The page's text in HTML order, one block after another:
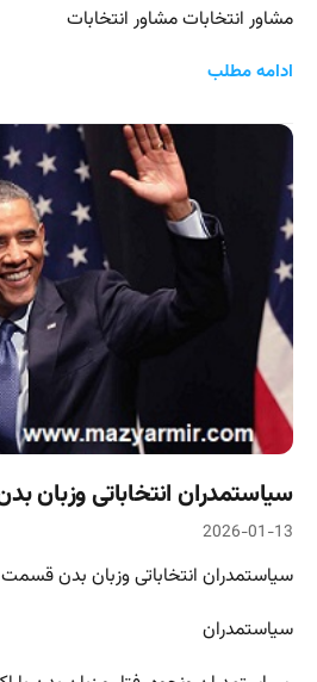
مشاور انتخابات مشاور انتخابات
ادامه مطلب
سیاستمدران انتخاباتی وزبان
2026-01-13
سیاستمدران انتخاباتی وزبان بدن
سیاستمدران